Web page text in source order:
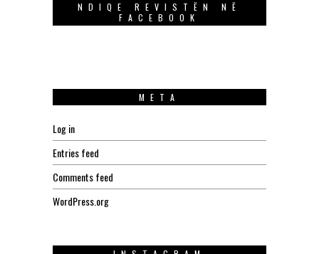
NDIQE REVISTËN NË
FACEBOOK
META
Log in
Entries feed
Comments feed
WordPress.org